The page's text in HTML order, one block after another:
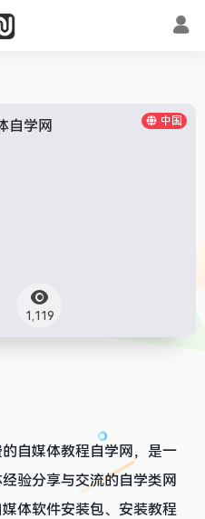
中国
1,119
自媒体教程自学网，是一
验分享与交流的自学类网
体软件安装包、安装教程